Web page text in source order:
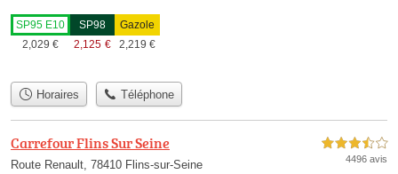
SP95 E10
2,029 €
SP98
2,125 €
Gazole
2,219 €
Horaires Téléphone
Carrefour Flins Sur Seine
Route Renault, 78410 Flins-sur-Seine
3,5 étoiles sur 5
4496 avis